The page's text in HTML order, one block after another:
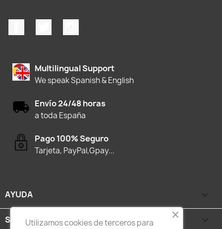
Multilingual Support
We speak Spanish & English
Envío 24/48 horas
a toda España
Pago 100% Seguro
Tarjeta, PayPal,Gpay...
AYUDA 
SEGURIDAD Y PRIVACIDAD 
Utilizamos cookies de terceros para